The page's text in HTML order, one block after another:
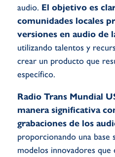
audio. El objetivo es
comunidades locales
versiones en audio de
utilizando talentos y
crear un producto que
específico.
Radio Trans Mundial
manera significativa
grabaciones de los
proporcionando una base
modelos innovadores que